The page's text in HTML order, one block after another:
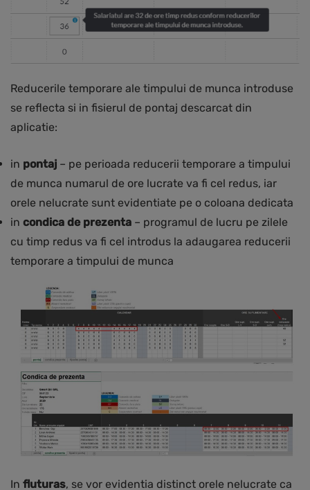
Reducerile temporare ale timpului de munca introduse
se reflecta si in fisierul de pontaj descarcat din
aplicatie:
in pontaj – pe perioada reducerii temporare a timpului
de munca numarul de ore lucrate va fi cel redus, iar
orele nelucrate sunt evidentiate pe o coloana dedicata
in condica de prezenta – programul de lucru pe zilele
cu timp redus va fi cel introdus la adaugarea reducerii
temporare a timpului de munca
In fluturas, se vor evidentia distinct orele nelucrate ca